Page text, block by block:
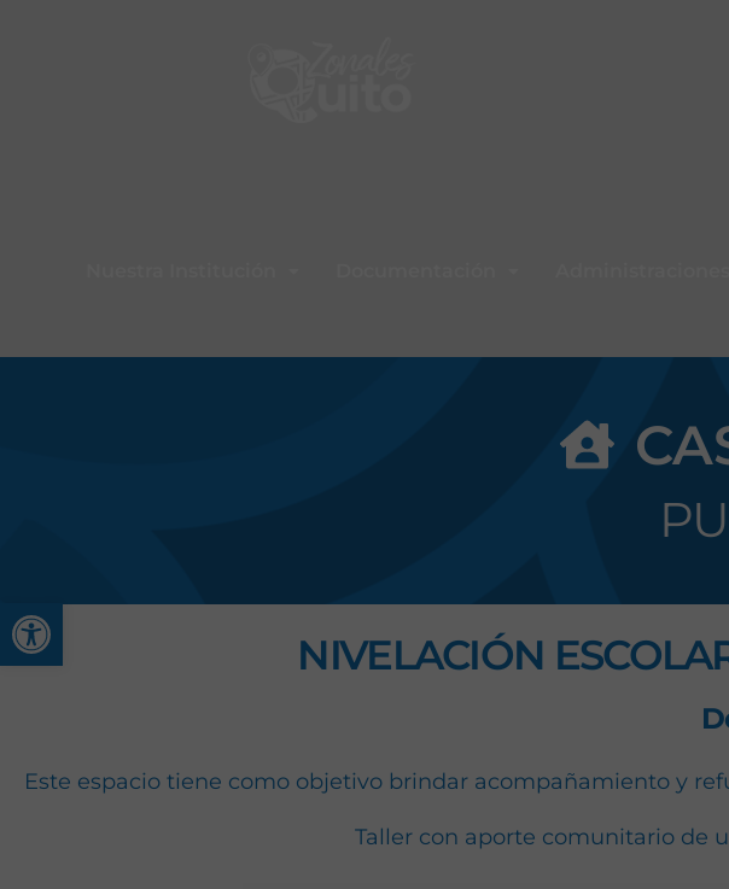
Abrir barra de herramientas
NIVELACIÓN
Este espacio tiene como objetivo brindar acompañamiento y
Taller con aporte comunitario de